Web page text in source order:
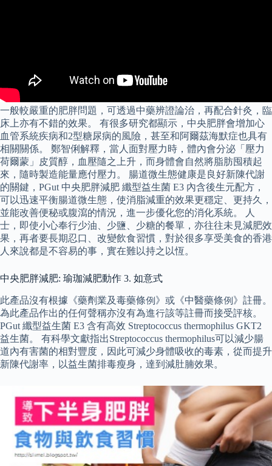
一般較嚴重的肥胖問題，可透過中藥辨證論治，再配合針灸，臨
床上亦有不錯的效果。 有很多研究都顯示，中央肥胖會增加心
血管系統疾病和2型糖尿病的風險，甚至和阿爾茲海默症也具有
相關關係。 鄭智俐解釋，當人面對壓力時，體內會分泌「壓力
荷爾蒙」皮質醇，血壓隨之上升，而身體會自然將脂肪囤積起
來，隨時製造能量應付壓力。 腸道微生態健康是良好新陳代謝
的關鍵，PGut 中央肥胖減肥 纖型益生菌 E3 內含後生元配方，
可以迅速平衡腸道微生態，使消脂減重的效果更穩定、更持久，
並能改善便秘或腹瀉的情況，進一步優化您的消化系統。 人
士，即使小心奉行少油、少鹽、少糖的餐單，亦往往未見減肥效
果，再者要長期忍口、改變飲食習慣，對於很多享受美食的香港
人來說都是不容易的事，實在難以持之以恆。
中央肥胖減肥: 瑜珈減肥動作 3. 如意式
此產品沒有根據《藥劑業及毒藥條例》或《中醫藥條例》註冊。
為此產品作出的任何聲稱亦沒有為進行該等註冊而接受評核。
PGut 纖型益生菌 E3 含有高效 Streptococcus thermophilus GKT2
益生菌。 有科學文獻指出Streptococcus thermophilus可以減少腸
道內有害菌的相對豐度，因此可減少身體吸收的毒素，從而提升
新陳代謝率，以益生菌排毒瘦身，達到減肚腩效果。